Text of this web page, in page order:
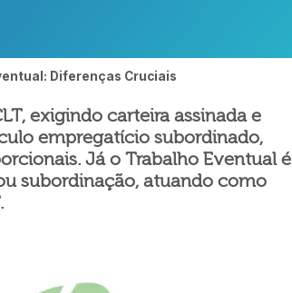
Diferenças Cruciais
exigindo carteira assinada e
empregatício subordinado,
Já o Trabalho Eventual é
subordinação, atuando como